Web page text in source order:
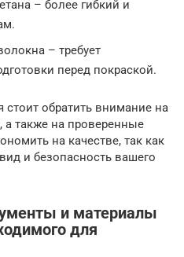
– более гибкий и
– требует
перед покраской.
обратить внимание на
а также на проверенные
на качестве, так как
и безопасность вашего
и материалы
для